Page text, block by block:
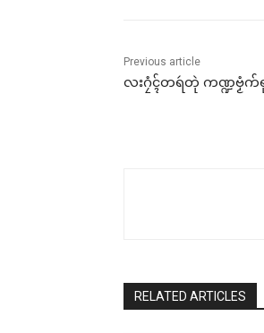
Previous article
လးဂၠံၚ်တရဴတုဲ ကဏ္ဍဗၟံက်
RELATED ARTICLES